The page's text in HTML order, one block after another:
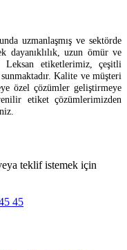
uzmanlaşmış ve sektörde
dayanıklılık, uzun ömür ve
etiketlerimiz, çeşitli
Kalite ve müşteri
özel çözümler geliştirmeye
etiket çözümlerimizden
teklif istemek için
45